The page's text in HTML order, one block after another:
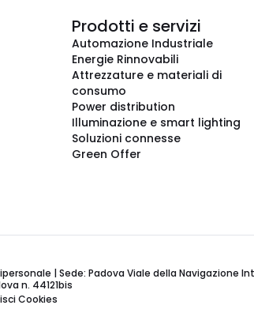
Prodotti e servizi
Automazione Industriale
Energie Rinnovabili
Attrezzature e materiali di
consumo
Power distribution
Illuminazione e smart lighting
Soluzioni connesse
Green Offer
| Sede: Padova Viale della Navigazione
n. 44121bis
Cookies